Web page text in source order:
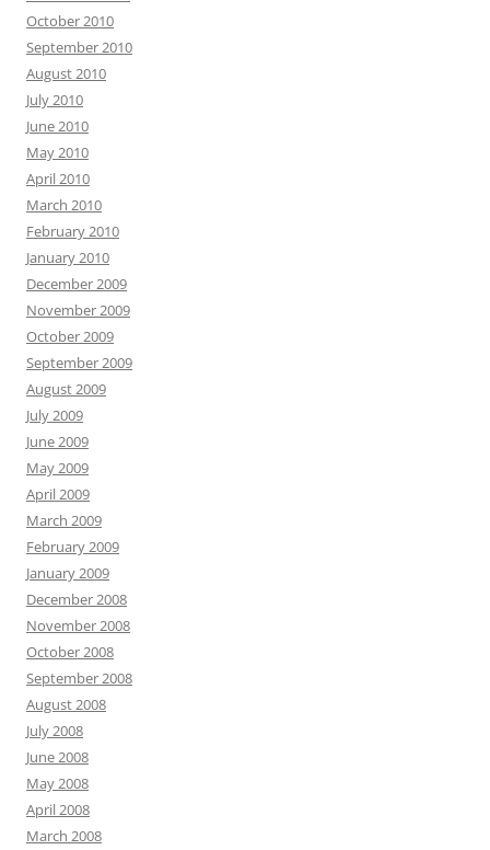
October 2010
September 2010
August 2010
July 2010
June 2010
May 2010
April 2010
March 2010
February 2010
January 2010
December 2009
November 2009
October 2009
September 2009
August 2009
July 2009
June 2009
May 2009
April 2009
March 2009
February 2009
January 2009
December 2008
November 2008
October 2008
September 2008
August 2008
July 2008
June 2008
May 2008
April 2008
March 2008